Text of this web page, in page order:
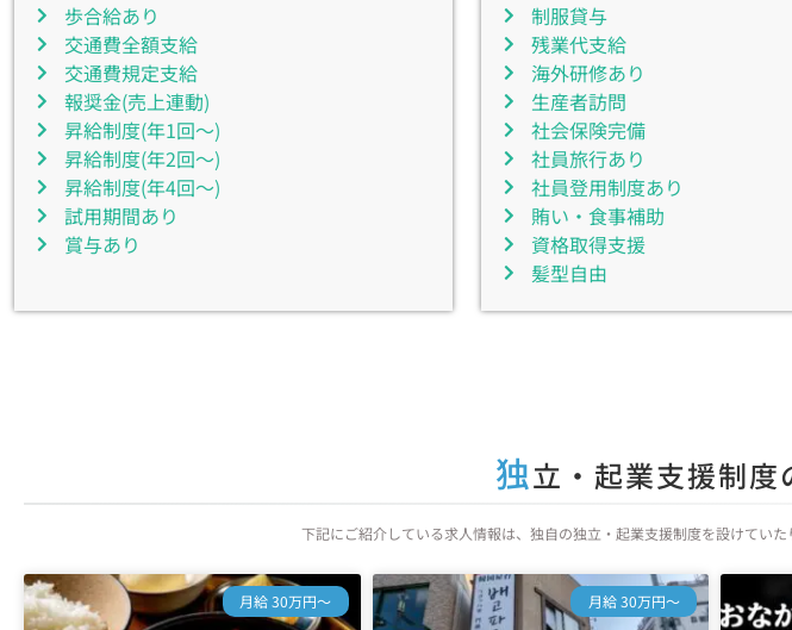
歩合給あり
交通費全額支給
交通費規定支給
報奨金(売上連動)
昇給制度(年1回～)
昇給制度(年2回～)
昇給制度(年4回～)
試用期間あり
賞与あり
制服貸与
残業代支給
海外研修あり
生産者訪問
社会保険完備
社員旅行あり
社員登用制度あり
賄い・食事補助
資格取得支援
髪型自由
独立・起業支援制度
下記にご紹介している求人情報は、独自の独立・起業支援制度を設けてい
月給 30万円～ 月給 30万円～